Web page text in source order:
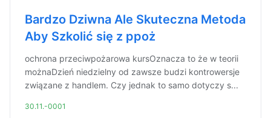
Bardzo Dziwna Ale Skuteczna Metoda
Aby Szkolić się z ppoż
ochrona przeciwpożarowa kursOznacza to że w teorii
możnaDzień niedzielny od zawsze budzi kontrowersje
związane z handlem. Czy jednak to samo dotyczy s...
30.11.-0001